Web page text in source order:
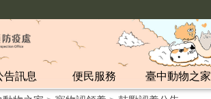
告訊息 便民服務 臺中動物之家